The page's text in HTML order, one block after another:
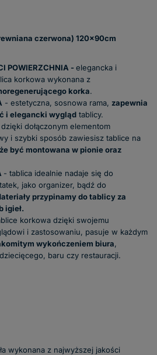
czerwona) 120x90cm
POWIERZCHNIA - elegancka i
korkowa wykonana z
korka.
- estetyczna, sosnowa rama, zapewnia
i elegancki wygląd tablicy.
dołączonym elementom
i szybki sposób zawiesisz tablice na
być montowana w pionie oraz
- tablica idealnie nadaje się do
jako organizer, bądź do
przypinamy do tablicy za
igieł.
korkowa dzięki swojemu
i zastosowaniu, pasuje w każdym
wykończeniem biura,
baru czy restauracji.
wykonana z najwyższej jakości